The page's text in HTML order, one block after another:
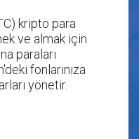
kripto para
ve almak için
paraları
fonlarınıza
yönetir.